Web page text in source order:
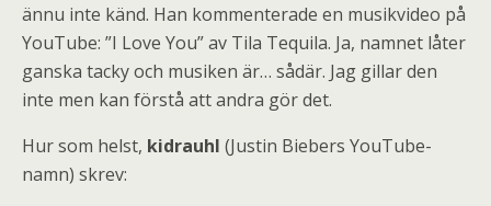
ännu inte känd. Han kommenterade en musikvideo på
YouTube: ”I Love You” av Tila Tequila. Ja, namnet låter
ganska tacky och musiken är… sådär. Jag gillar den
inte men kan förstå att andra gör det.
Hur som helst, kidrauhl (Justin Biebers YouTube-
namn) skrev: